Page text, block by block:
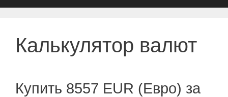
Калькулятор валют
Купить 8557 EUR (Евро) за